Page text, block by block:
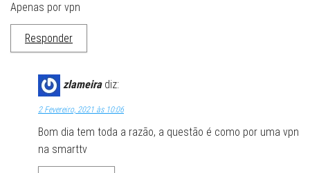
Apenas por vpn
Responder
zlameira diz:
2 Fevereiro, 2021 às 10:06
Bom dia tem toda a razão, a questão é como por uma vpn
na smarttv